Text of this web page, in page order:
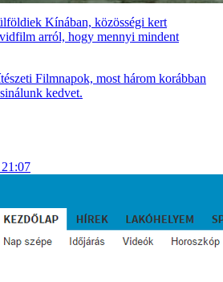
Kínában, közösségi kert
arról, hogy mennyi mindent
Filmnapok, most három korábban
kedvet.